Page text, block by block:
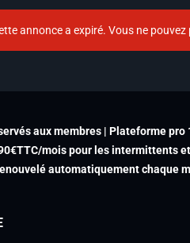
annonce a expiré. Vous ne
aux membres | Plateforme pro
mois pour les intermittents
automatiquement chaque